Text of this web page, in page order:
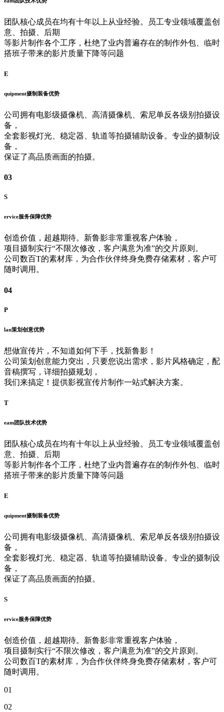
团队核心成员在均有十年以上从业经验。员工专业领域覆盖创
意、拍摄、后期
等影片制作各个工序，杜绝了业内普遍存在的制作外包、临时
搭班子带来的影片质量下降等问题
E
quipment摄制装备优势
公司拥有电影级摄像机、高清摄像机、索尼单反各级别拍摄设
备，
全套影视灯光、稳定器、轨道等拍摄辅助设备。专业的摄制设
备，
保证了高品质画面的拍摄。
03
S
ervice服务保障优势
创造价值，超越期待。新鲁影非常重视客户体验，
项目摄制实行“不限次修改，客户满意为准”的交片原则。
公司数百T的素材库，为合作伙伴终身免费存储素材，客户可
随时调用。
04
P
lan策划创意优势
想做宣传片，不知道如何下手，找新鲁影！
公司策划创意能力突出，只要您说出需求，影片风格确定，配
音稿撰写，详细拍摄规划，
我们来搞定！提供影视宣传片制作一站式解决方案。
T
eam团队技术优势
团队核心成员在均有十年以上从业经验。员工专业领域覆盖创
意、拍摄、后期
等影片制作各个工序，杜绝了业内普遍存在的制作外包、临时
搭班子带来的影片质量下降等问题
E
quipment摄制装备优势
公司拥有电影级摄像机、高清摄像机、索尼单反各级别拍摄设
备，
全套影视灯光、稳定器、轨道等拍摄辅助设备。专业的摄制设
备，
保证了高品质画面的拍摄。
S
ervice服务保障优势
创造价值，超越期待。新鲁影非常重视客户体验，
项目摄制实行“不限次修改，客户满意为准”的交片原则。
公司数百T的素材库，为合作伙伴终身免费存储素材，客户可
随时调用。
01
02